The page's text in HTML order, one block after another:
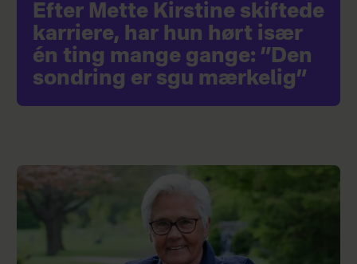
Efter Mette Kirstine skiftede
karriere, har hun hørt især
én ting mange gange: ”Den
sondring er sgu mærkelig”